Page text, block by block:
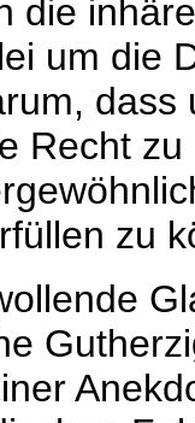
die
um die
dass
Recht
zu